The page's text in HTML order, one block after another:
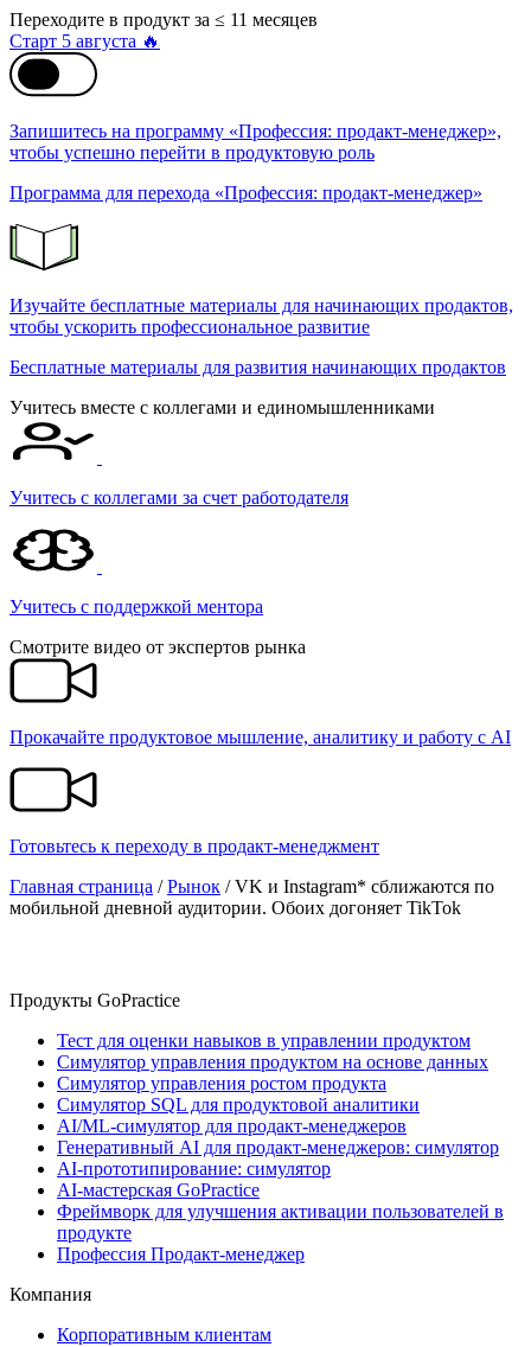
Переходите в продукт за ≤ 11 месяцев
Старт 5 августа 🔥
Запишитесь на программу «Профессия: продакт-менеджер»,
чтобы успешно перейти в продуктовую роль
Программа для перехода «Профессия: продакт-менеджер»
Изучайте бесплатные материалы для начинающих продактов,
чтобы ускорить профессиональное развитие
Бесплатные материалы для развития начинающих продактов
Учитесь вместе с коллегами и единомышленниками
Учитесь с коллегами за счет работодателя
Учитесь c поддержкой ментора
Смотрите видео от экспертов рынка
Прокачайте продуктовое мышление, аналитику и работу с AI
Готовьтесь к переходу в продакт-менеджмент
Главная страница /Рынок /VK и Instagram* сближаются по
мобильной дневной аудитории. Обоих догоняет TikTok
Продукты GoPractice
Тест для оценки навыков в управлении продуктом
Симулятор управления продуктом на основе данных
Симулятор управления ростом продукта
Симулятор SQL для продуктовой аналитики
AI/ML-симулятор для продакт-менеджеров
Генеративный AI для продакт-менеджеров: симулятор
AI-прототипирование: симулятор
AI-мастерская GoPractice
Фреймворк для улучшения активации пользователей в
продукте
Профессия Продакт-менеджер
Компания
Корпоративным клиентам